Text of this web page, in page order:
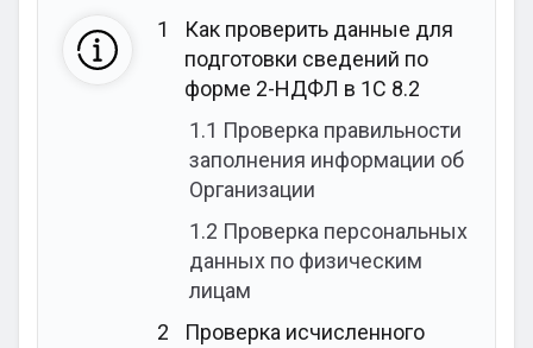
1
Как проверить данные для
подготовки сведений по
форме 2-НДФЛ в 1С 8.2
1.1 Проверка правильности
заполнения информации об
Организации
1.2 Проверка персональных
данных по физическим
лицам
2
Проверка исчисленного